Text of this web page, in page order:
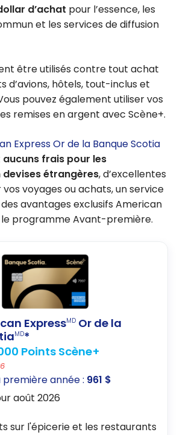
d’achat pour l’essence, les
et les services de diffusion
être utilisés contre tout achat
d’avions, hôtels, tout-inclus et
pouvez également utiliser vos
remises en argent avec Scène+.
Express Or de la Banque Scotia
aucuns frais pour les
étrangères, d’excellentes
voyages ou achats, un service
avantages exclusifs American
le programme Avant-première.
ExpressMD Or de la
MD*
Points Scène+
première année : 961 $
août 2026
sur l'épicerie et les restaurants